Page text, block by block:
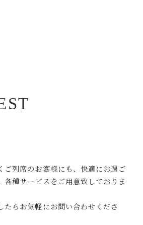
ご列席のお客様にも、快適にお過ご
各種サービスをご用意致しておりま
たらお気軽にお問い合わせくださ